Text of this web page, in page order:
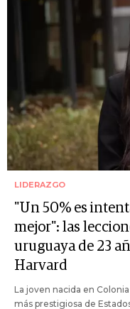
LIDERAZGO
"Un 50% es
mejor": las
uruguaya de 23
Harvard
La joven nacida en
más prestigiosa de